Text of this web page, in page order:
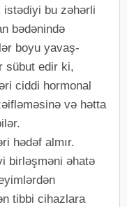
istədiyi bu zəhərli
bədənində
boyu yavaş-
sübut edir ki,
ciddi hormonal
və hətta
hədəf almır.
birləşməni əhatə
tibbi cihazlara